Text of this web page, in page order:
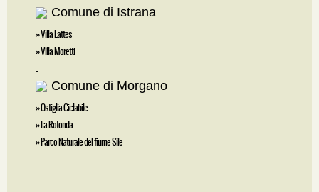
Comune di Istrana
» Villa Lattes
» Villa Moretti
Comune di Morgano
» Ostiglia Ciclabile
» La Rotonda
» Parco Naturale del fiume Sile